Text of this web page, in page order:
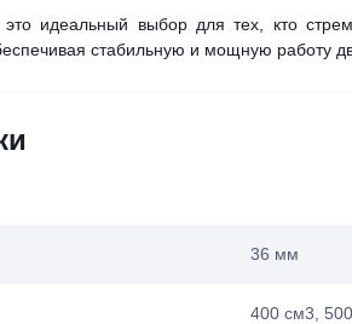
идеальный выбор для тех, кто
стабильную и мощную работу
36 мм
400 см3,